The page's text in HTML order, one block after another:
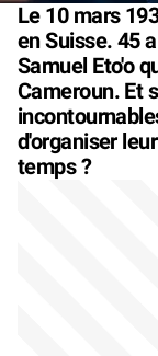
Le 10 mars
en Suisse. 45
Samuel Eto'o
Cameroun. Et
d'organiser
temps ?